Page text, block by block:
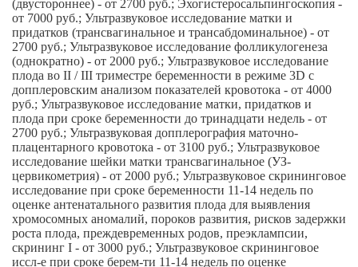
(двустороннее) - от 2700 руб.; Эхогистеросальпингоскопия -
от 7000 руб.; Ультразвуковое исследование матки и
придатков (трансвагинальное и трансабдоминальное) - от
2700 руб.; Ультразвуковое исследование фолликулогенеза
(однократно) - от 2000 руб.; Ультразвуковое исследование
плода во II / III триместре беременности в режиме 3D с
допплеровским анализом показателей кровотока - от 4000
руб.; Ультразвуковое исследование матки, придатков и
плода при сроке беременности до тринадцати недель - от
2700 руб.; Ультразвуковая допплерография маточно-
плацентарного кровотока - от 3100 руб.; Ультразвуковое
исследование шейки матки трансвагинальное (УЗ-
цервикометрия) - от 2000 руб.; Ультразвуковое скрининговое
исследование при сроке беременности 11-14 недель по
оценке антенатального развития плода для выявления
хромосомных аномалий, пороков развития, рисков задержки
роста плода, преждевременных родов, преэклампсии,
скрининг I - от 3000 руб.; Ультразвуковое скрининговое
иссл-е при сроке берем-ти 11-14 недель по оценке